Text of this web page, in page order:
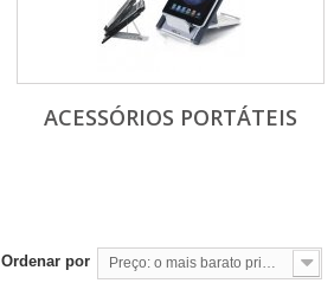
ACESSÓRIOS PORTÁTEIS
Ordenar por